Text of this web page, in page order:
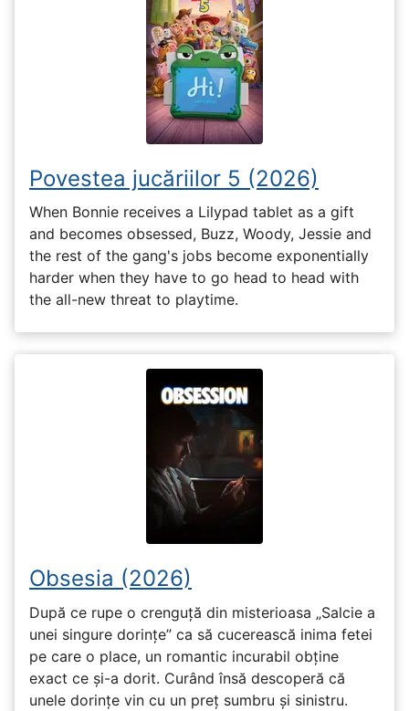
Povestea jucăriilor 5 (2026)
When Bonnie receives a Lilypad tablet as a gift
and becomes obsessed, Buzz, Woody, Jessie and
the rest of the gang's jobs become exponentially
harder when they have to go head to head with
the all-new threat to playtime.
Obsesia (2026)
După ce rupe o crenguță din misterioasa „Salcie a
unei singure dorințe” ca să cucerească inima fetei
pe care o place, un romantic incurabil obține
exact ce și-a dorit. Curând însă descoperă că
unele dorințe vin cu un preț sumbru și sinistru.